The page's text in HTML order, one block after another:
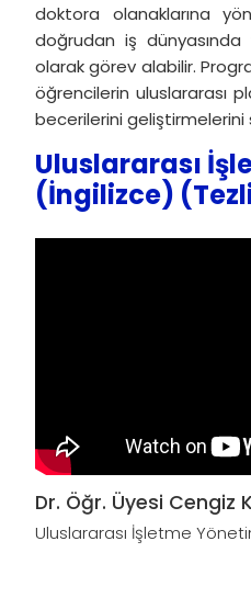
doktora olanaklarına
doğrudan iş
olarak görev alabilir.
öğrencilerin uluslararası
becerilerini geliştirmelerini
Uluslararası
(İngilizce)
Dr. Öğr. Üyesi Cengiz
Uluslararası İşletme